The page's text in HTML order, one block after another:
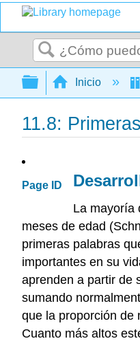
Buscar
Expandir/
Inicio
11.8:
Page ID
La mayoría
meses de edad
primeras palabras
importantes en su
aprenden a partir de
sumando
que la proporción de
Cuanto más altos